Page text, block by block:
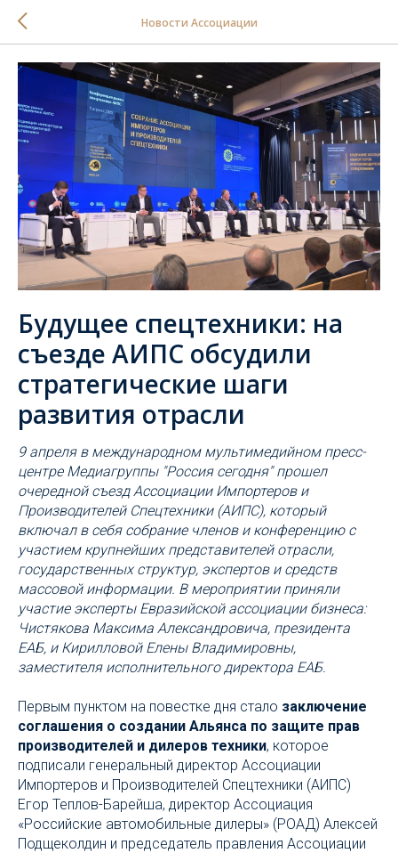
Новости Ассоциации
Будущее спецтехники: на
съезде АИПС обсудили
стратегические шаги
развития отрасли
9 апреля в международном мультимедийном пресс-
центре Медиагруппы "Россия сегодня" прошел
очередной съезд Ассоциации Импортеров и
Производителей Спецтехники (АИПС), который
включал в себя собрание членов и конференцию с
участием крупнейших представителей отрасли,
государственных структур, экспертов и средств
массовой информации. В мероприятии приняли
участие эксперты Евразийской ассоциации бизнеса:
Чистякова Максима Александровича, президента
ЕАБ, и Кирилловой Елены Владимировны,
заместителя исполнительного директора ЕАБ.
Первым пунктом на повестке дня стало заключение
соглашения о создании Альянса по защите прав
производителей и дилеров техники, которое
подписали генеральный директор Ассоциации
Импортеров и Производителей Спецтехники (АИПС)
Егор Теплов-Барейша, директор Ассоциация
«Российские автомобильные дилеры» (РОАД) Алексей
Подщеколдин и председатель правления Ассоциации